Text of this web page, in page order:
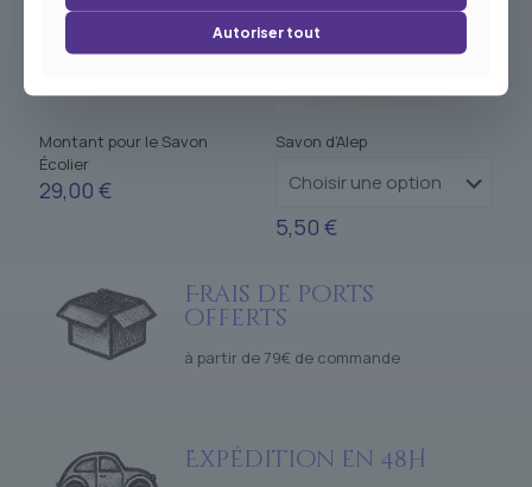
Montant pour le Savon
Écolier
29,00 €
Savon d’Alep
5,50 €
Frais de ports
offerts
à partir de 79€ de commande
Expédition en 48H
Autoriser tout